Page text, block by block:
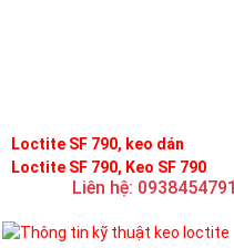
Loctite SF 790, keo dán
Loctite SF 790, Keo SF 790
Liên hệ: 0938454791